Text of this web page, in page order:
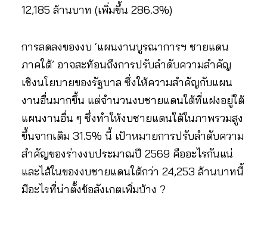
12,185 ล้านบาท (เพิ่มขึ้น 286.3%)
การลดลงของงบ ‘แผนงานบูรณาการฯ ชายแดน
ภาคใต้’ อาจสะท้อนถึงการปรับลำดับความสำคัญ
เชิงนโยบายของรัฐบาล ซึ่งให้ความสำคัญกับแผน
งานอื่นมากขึ้น แต่จำนวนงบชายแดนใต้ที่แฝงอยู่ใต้
แผนงานอื่น ๆ ซึ่งทำให้งบชายแดนใต้ในภาพรวมสูง
ขึ้นจากเดิม 31.5% นี้ เป้าหมายการปรับลำดับความ
สำคัญของร่างงบประมาณปี 2569 คืออะไรกันแน่
และไส้ในของงบชายแดนใต้กว่า 24,253 ล้านบาทนี้
มีอะไรที่น่าตั้งข้อสังเกตเพิ่มบ้าง ?